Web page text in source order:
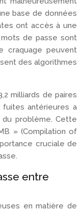
base de données
ont accès à une
mots de passe sont
craquage peuvent
des algorithmes
milliards de paires
fuites antérieures a
du problème. Cette
» (Compilation of
cruciale de
entre
en matière de